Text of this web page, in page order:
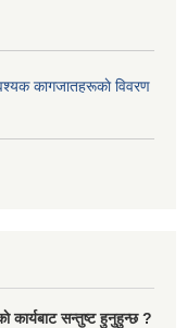
कागजातहरूकाे विवरण
कार्यबाट सन्तुष्ट हुनुहुन्छ ?